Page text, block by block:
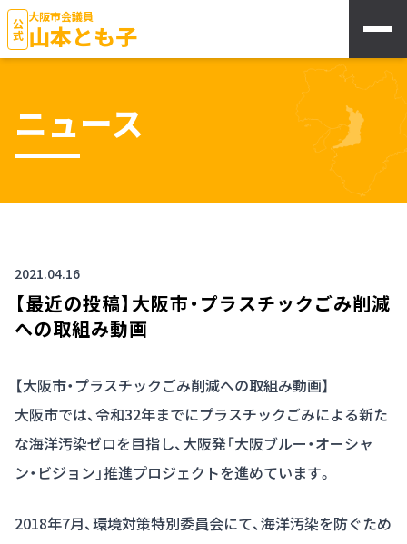
公式
大阪市会議員
山本とも子
ニュース
2021.04.16
【最近の投稿】大阪市・プラスチックごみ削減
への取組み動画
【大阪市・プラスチックごみ削減への取組み動画】
大阪市では、令和32年までにプラスチックごみによる新た
な海洋汚染ゼロを目指し、大阪発「大阪ブルー・オーシャ
ン・ビジョン」推進プロジェクトを進めています。
2018年7月、環境対策特別委員会にて、海洋汚染を防ぐため